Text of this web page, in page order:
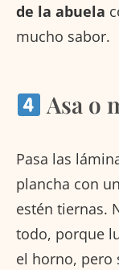
de la abuela
mucho sabor.
Asa o
Pasa las
plancha con
estén tiernas.
todo, porque
el horno, pero